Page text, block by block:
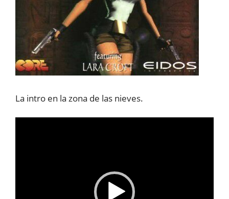
La intro en la zona de las nieves.